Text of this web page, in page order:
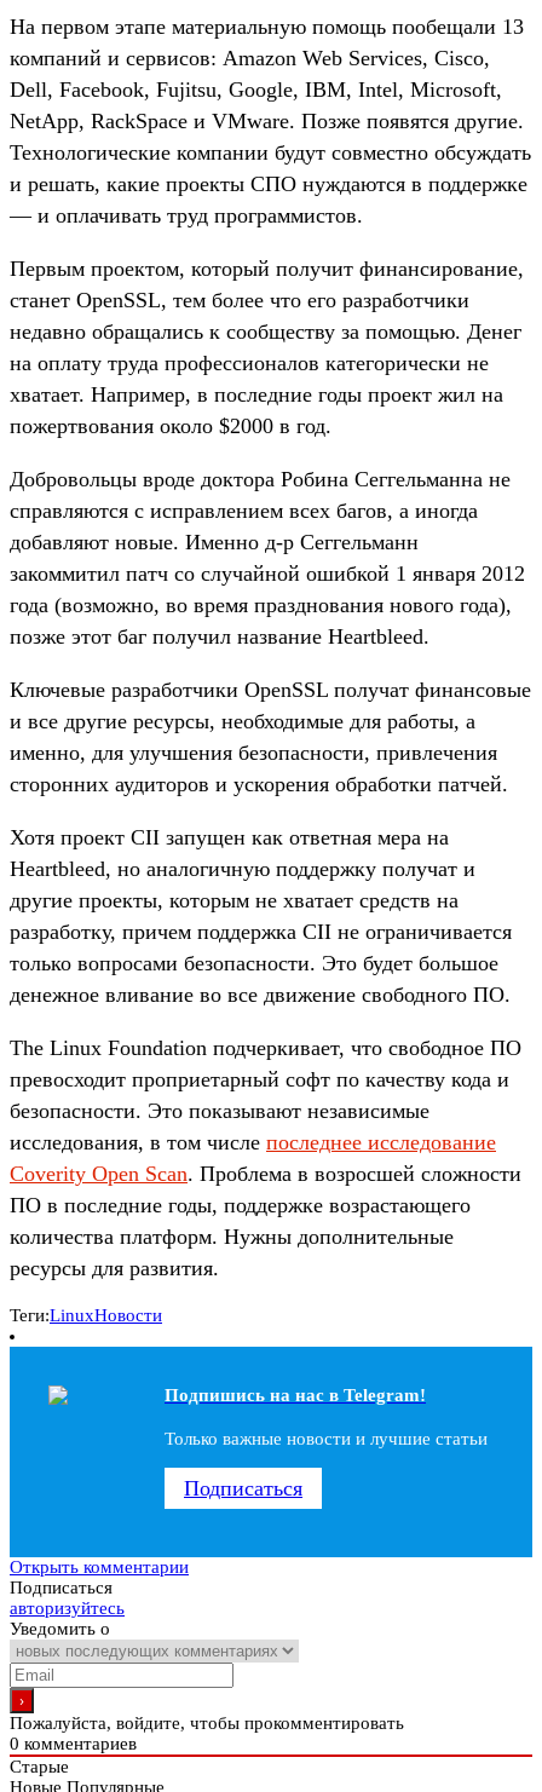
На первом этапе материальную помощь пообещали 13
компаний и сервисов: Amazon Web Services, Cisco,
Dell, Facebook, Fujitsu, Google, IBM, Intel, Microsoft,
NetApp, RackSpace и VMware. Позже появятся другие.
Технологические компании будут совместно обсуждать
и решать, какие проекты СПО нуждаются в поддержке
— и оплачивать труд программистов.
Первым проектом, который получит финансирование,
станет OpenSSL, тем более что его разработчики
недавно обращались к сообществу за помощью. Денег
на оплату труда профессионалов категорически не
хватает. Например, в последние годы проект жил на
пожертвования около $2000 в год.
Добровольцы вроде доктора Робина Сеггельманна не
справляются с исправлением всех багов, а иногда
добавляют новые. Именно д-р Сеггельманн
закоммитил патч со случайной ошибкой 1 января 2012
года (возможно, во время празднования нового года),
позже этот баг получил название Heartbleed.
Ключевые разработчики OpenSSL получат финансовые
и все другие ресурсы, необходимые для работы, а
именно, для улучшения безопасности, привлечения
сторонних аудиторов и ускорения обработки патчей.
Хотя проект CII запущен как ответная мера на
Heartbleed, но аналогичную поддержку получат и
другие проекты, которым не хватает средств на
разработку, причем поддержка CII не ограничивается
только вопросами безопасности. Это будет большое
денежное вливание во все движение свободного ПО.
The Linux Foundation подчеркивает, что свободное ПО
превосходит проприетарный софт по качеству кода и
безопасности. Это показывают независимые
исследования, в том числе последнее исследование
Coverity Open Scan. Проблема в возросшей сложности
ПО в последние годы, поддержке возрастающего
количества платформ. Нужны дополнительные
ресурсы для развития.
Теги:LinuxНовости
Подпишись на наc в Telegram!
Только важные новости и лучшие статьи
Подписаться
Открыть комментарии
Подписаться
авторизуйтесь
Уведомить о
Пожалуйста, войдите, чтобы прокомментировать
0 комментариев
Старые
Новые Популярные